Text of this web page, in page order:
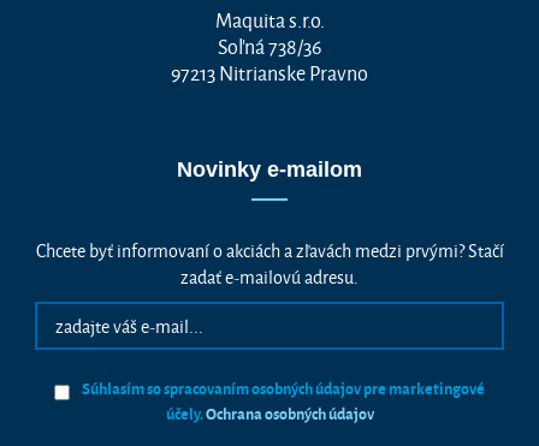
Maquita s.r.o.
Soľná 738/36
97213 Nitrianske Pravno
Novinky e-mailom
Chcete byť informovaní o akciách a zľavách medzi prvými? Stačí
zadať e-mailovú adresu.
Súhlasím so spracovaním osobných údajov pre marketingové
účely.Ochrana osobných údajov